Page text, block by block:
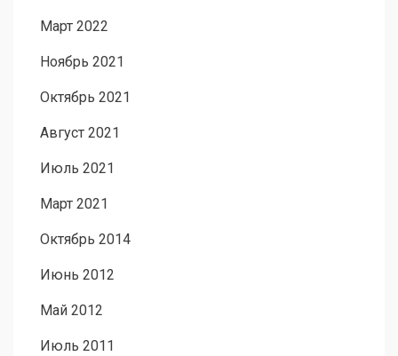
Март 2022
Ноябрь 2021
Октябрь 2021
Август 2021
Июль 2021
Март 2021
Октябрь 2014
Июнь 2012
Май 2012
Июль 2011